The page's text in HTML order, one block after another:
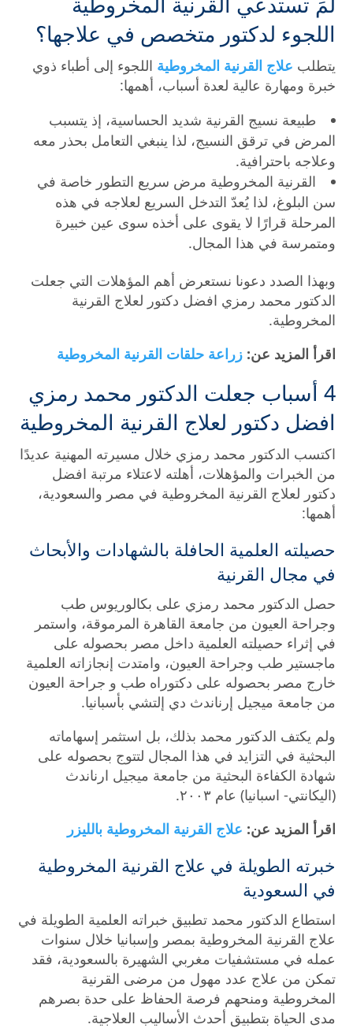
اللجوء لدكتور متخصص في علاجها؟
يتطلب علاج القرنية المخروطية اللجوء إلى أطباء ذوي
خبرة ومهارة عالية لعدة أسباب، أهمها:
طبيعة نسيج القرنية شديد الحساسية، إذ يتسبب
المرض في ترقق النسيج، لذا ينبغي التعامل بحذر معه
وعلاجه باحترافية.
القرنية المخروطية مرض سريع التطور خاصة في
سن البلوغ، لذا يُعدّ التدخل السريع لعلاجه في هذه
المرحلة قرارًا لا يقوى على أخذه سوى عين خبيرة
ومتمرسة في هذا المجال.
وبهذا الصدد دعونا نستعرض أهم المؤهلات التي جعلت
الدكتور محمد رمزي افضل دكتور لعلاج القرنية
المخروطية.
اقرأ المزيد عن:زراعة حلقات القرنية المخروطية
4 أسباب جعلت الدكتور محمد رمزي
افضل دكتور لعلاج القرنية المخروطية
اكتسب الدكتور محمد رمزي خلال مسيرته المهنية عديدًا
من الخبرات والمؤهلات، أهلته لاعتلاء مرتبة افضل
دكتور لعلاج القرنية المخروطية في مصر والسعودية،
أهمها:
حصيلته العلمية الحافلة بالشهادات والأبحاث
في مجال القرنية
حصل الدكتور محمد رمزي على بكالوريوس طب
وجراحة العيون من جامعة القاهرة المرموقة، واستمر
في إثراء حصيلته العلمية داخل مصر بحصوله على
ماجستير طب وجراحة العيون، وامتدت إنجازاته العلمية
خارج مصر بحصوله على دكتوراه طب و جراحة العيون
من جامعة ميجيل إرناندث دي إلتشي بأسبانيا.
ولم يكتف الدكتور محمد بذلك، بل استثمر إسهاماته
البحثية في التزايد في هذا المجال لتتوج بحصوله على
شهادة الكفاءة البحثية من جامعة ميجيل ارناندث
(اليكانتي- اسبانيا) عام ٢٠٠٣.
اقرأ المزيد عن: علاج القرنية المخروطية بالليزر
خبرته الطويلة في علاج القرنية المخروطية
في السعودية
استطاع الدكتور محمد تطبيق خبراته العلمية الطويلة في
علاج القرنية المخروطية بمصر وإسبانيا خلال سنوات
عمله في مستشفيات مغربي الشهيرة بالسعودية، فقد
تمكن من علاج عدد مهول من مرضى القرنية
المخروطية ومنحهم فرصة الحفاظ على حدة بصرهم
مدى الحياة بتطبيق أحدث الأساليب العلاجية.